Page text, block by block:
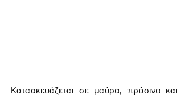
Κατασκευάζεται σε μαύρο, πράσινο και